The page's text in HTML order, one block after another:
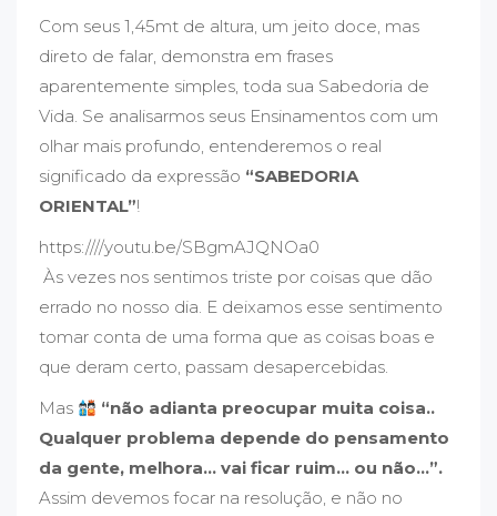
Com seus 1,45mt de altura, um jeito doce, mas
direto de falar, demonstra em frases
aparentemente simples, toda sua Sabedoria de
Vida. Se analisarmos seus Ensinamentos com um
olhar mais profundo, entenderemos o real
significado da expressão “SABEDORIA
ORIENTAL”!
https:////youtu.be/SBgmAJQNOa0
Às vezes nos sentimos triste por coisas que dão
errado no nosso dia. E deixamos esse sentimento
tomar conta de uma forma que as coisas boas e
que deram certo, passam desapercebidas.
Mas
“não adianta preocupar muita coisa..
Qualquer problema depende do pensamento
da gente, melhora… vai ficar ruim… ou não…”.
Assim devemos focar na resolução, e não no